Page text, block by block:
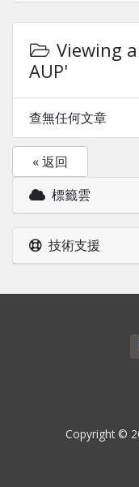
Viewing
AUP'
查無任何文章
« 返回
標籤雲
技術支援
Copyright ©